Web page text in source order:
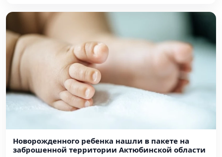
Новорожденного ребенка нашли в пакете на
заброшенной территории Актюбинской области